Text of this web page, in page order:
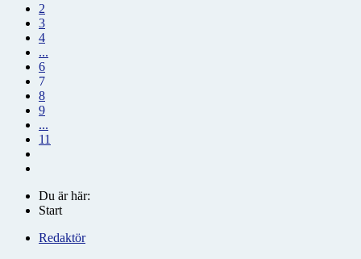
2
3
4
...
6
7
8
9
...
11
Du är här:
Start
Redaktör